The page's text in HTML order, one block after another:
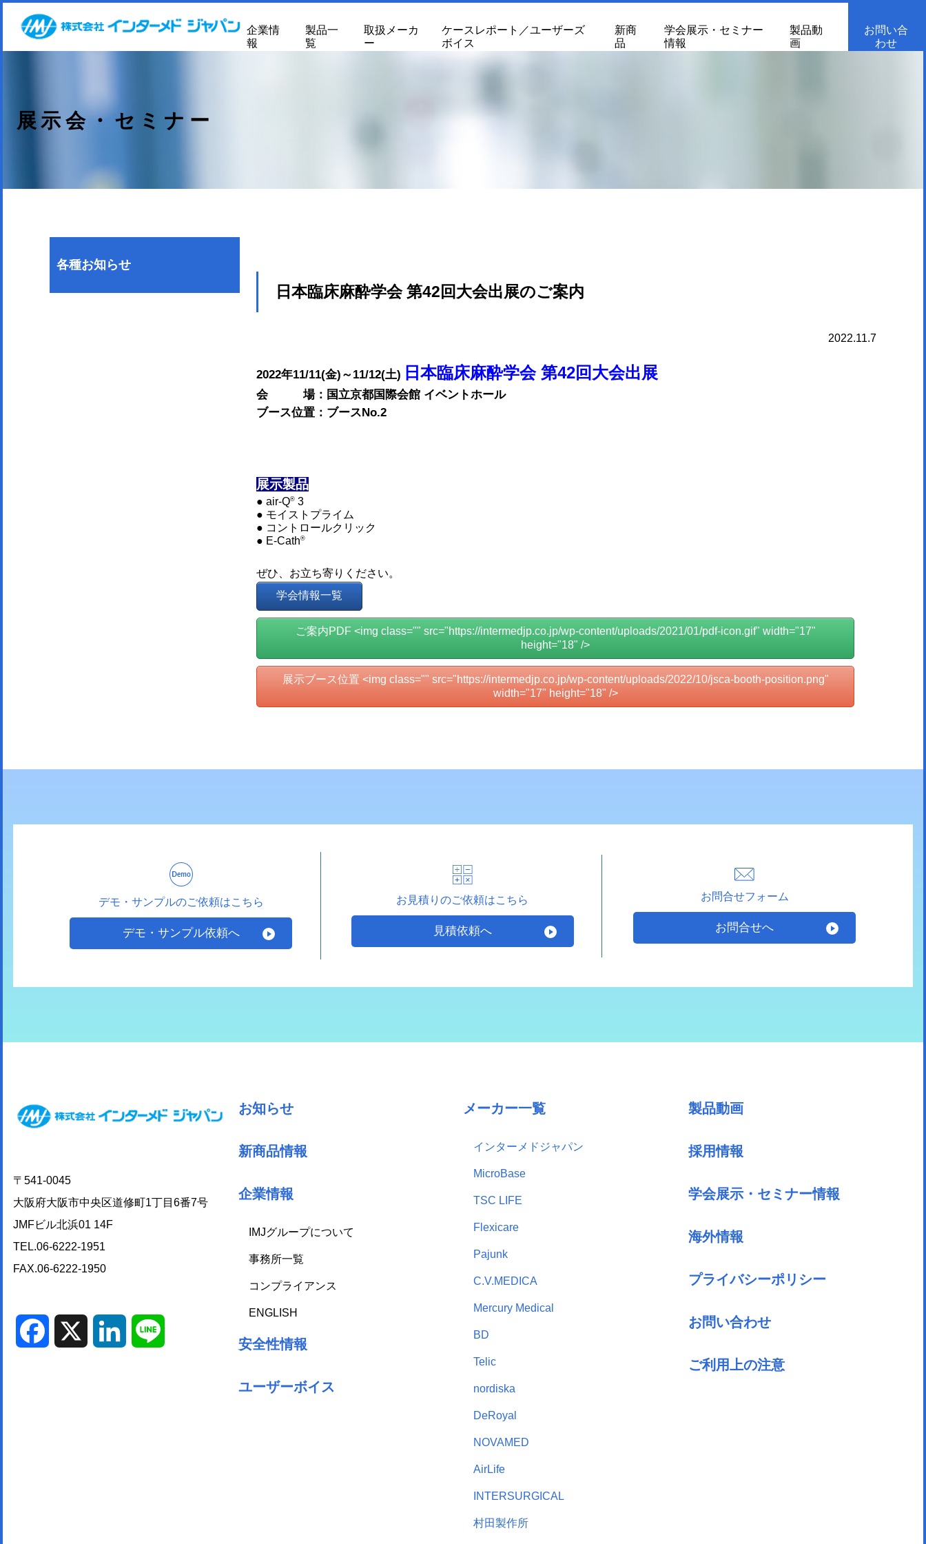
企業情
報
製品一
覧
取扱メーカ
ー
ケースレポート／ユーザーズ
ボイス
新商
品
学会展示・セミナー
情報
製品動
画
お問い合
わせ
展示会・セミナー
各種お知らせ
日本臨床麻酔学会 第42回大会出展のご案内
2022.11.7
2022年11/11(金)～11/12(土) 日本臨床麻酔学会 第42回大会出展
会 場：国立京都国際会館 イベントホール
ブース位置：ブースNo.2
展示製品
● air-Q® 3
● モイストプライム
● コントロールクリック
● E-Cath®
ぜひ、お立ち寄りください。
学会情報一覧
ご案内PDF <img class="" src="https://intermedjp.co.jp/wp-content/uploads/2021/01/pdf-icon.gif" width="17"
height="18" />
展示ブース位置 <img class="" src="https://intermedjp.co.jp/wp-content/uploads/2022/10/jsca-booth-position.png"
width="17" height="18" />
デモ・サンプルのご依頼はこちら
デモ・サンプル依頼へ
お見積りのご依頼はこちら
見積依頼へ
お問合せフォーム
お問合せへ
〒541-0045
大阪府大阪市中央区道修町1丁目6番7号
JMFビル北浜01 14F
TEL.06-6222-1951
FAX.06-6222-1950
Facebook LinkedIn
お知らせ
新商品情報
企業情報
IMJグループについて
事務所一覧
コンプライアンス
ENGLISH
安全性情報
ユーザーボイス
メーカー一覧
インターメドジャパン
MicroBase
TSC LIFE
Flexicare
Pajunk
C.V.MEDICA
Mercury Medical
BD
Telic
nordiska
DeRoyal
NOVAMED
AirLife
INTERSURGICAL
村田製作所
製品動画
採用情報
学会展示・セミナー情報
海外情報
プライバシーポリシー
お問い合わせ
ご利用上の注意